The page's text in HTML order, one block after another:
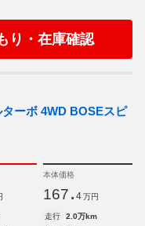
り・在庫確認
ーボ 4WD BOSEスピ
本体価格
167. 4 万円
走行
2.0万km